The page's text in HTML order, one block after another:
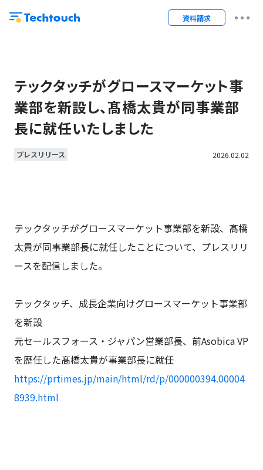
資料請求
テックタッチがグロースマーケット事
業部を新設し、髙橋太貴が同事業部
長に就任いたしました
プレスリリース 2026.02.02
テックタッチがグロースマーケット事業部を新設、髙橋
太貴が同事業部長に就任したことについて、プレスリリ
ースを配信しました。
テックタッチ、成長企業向けグロースマーケット事業部
を新設
元セールスフォース・ジャパン営業部長、前Asobica VP
を歴任した髙橋太貴が事業部長に就任
https://prtimes.jp/main/html/rd/p/000000394.00004
8939.html